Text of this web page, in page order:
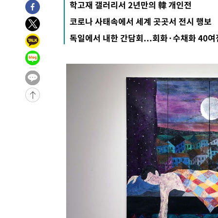
학고재 갤러리서 2년만의 韓 개인전
코로나 사태속에서 세계 곳곳서 전시 행보
독일에서 내한 간담회...회화·수채화 40여